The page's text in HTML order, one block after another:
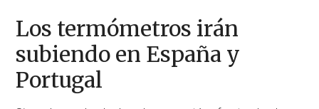
Los termómetros irán
subiendo en España y
Portugal